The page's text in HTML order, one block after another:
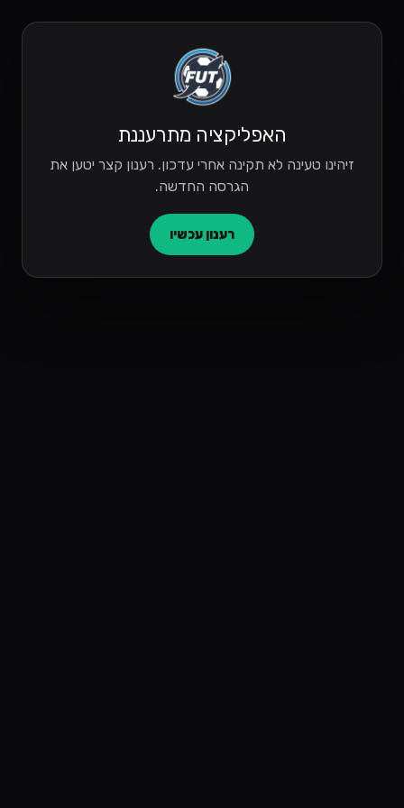
האפליקציה מתרעננת
זיהינו טעינה לא תקינה אחרי עדכון. רענון קצר יטען את
הגרסה החדשה.
רענון עכשיו